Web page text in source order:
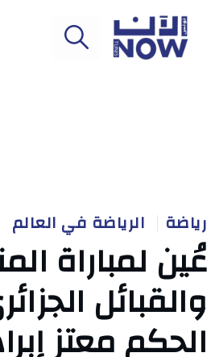
رياضة الرياضة في العالم
عُين لمباراة
والقبائل
الحكم معتز